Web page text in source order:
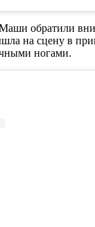
обратили
на сцену в
ногами.